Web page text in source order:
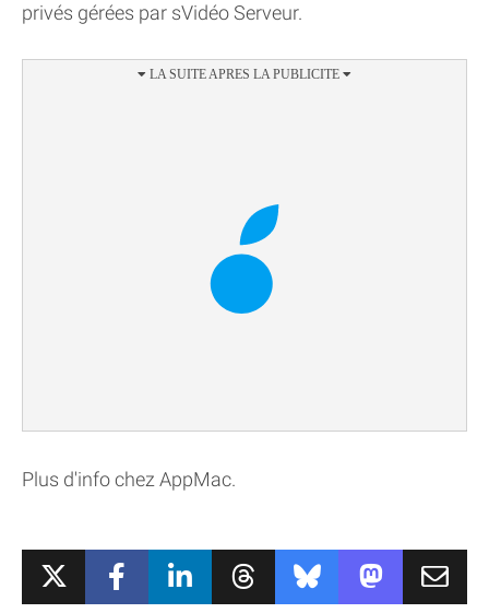
privés gérées par sVidéo Serveur.
Plus d'info chez AppMac.